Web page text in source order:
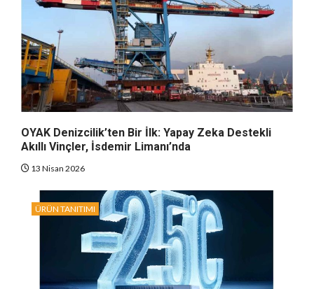
OYAK Denizcilik’ten Bir İlk: Yapay Zeka Destekli
Akıllı Vinçler, İsdemir Limanı’nda
13 Nisan 2026
ÜRÜN TANITIMI